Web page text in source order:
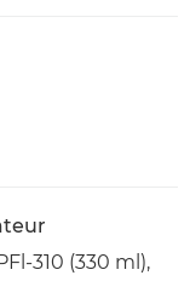
310 (330 ml),